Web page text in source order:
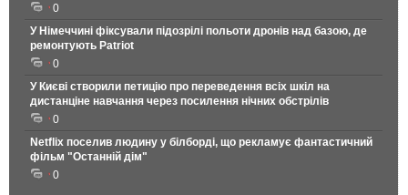
0
У Німеччині фіксували підозрілі польоти дронів над базою, де
ремонтують Patriot
0
У Києві створили петицію про переведення всіх шкіл на
дистанціне навчання через посилення нічних обстрілів
0
Netflix поселив людину у білборді, що рекламує фантастичний
фільм "Останній дім"
0